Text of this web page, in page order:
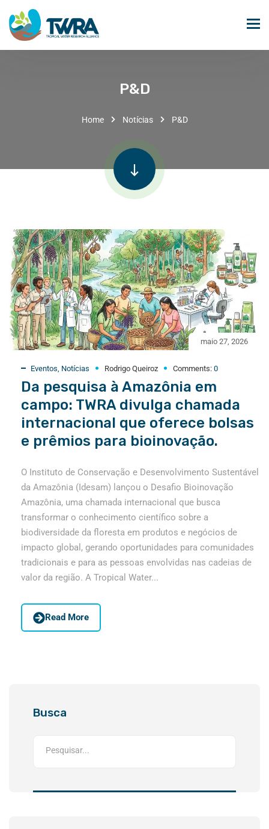
P&D
Home Notícias P&D
maio 27, 2026
Eventos Notícias Rodrigo Queiroz Comments: 0
Da pesquisa à Amazônia em
campo: TWRA divulga chamada
internacional que oferece bolsas
e prêmios para bioinovação.
O Instituto de Conservação e Desenvolvimento Sustentável
da Amazônia (Idesam) lançou o Desafio Bioinovação
Amazônia, uma chamada internacional que busca
transformar o conhecimento científico sobre a
biodiversidade da floresta em produtos e negócios de
impacto global, gerando oportunidades para comunidades
tradicionais e para as pessoas envolvidas nas cadeias de
valor da região. A Tropical Water...
Read More
Busca